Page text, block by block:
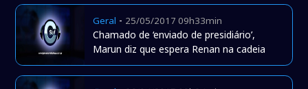
Geral - 25/05/2017 09h33min
Chamado de ‘enviado de presidiário’,
Marun diz que espera Renan na cadeia